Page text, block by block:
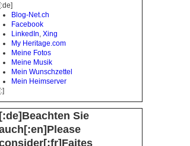
Blog-Net.ch
Facebook
LinkedIn,Xing
My Heritage.com
Meine Fotos
Meine Musik
Mein Wunschzettel
Mein Heimserver
[:de]Beachten Sie